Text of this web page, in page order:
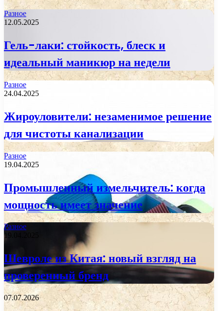
Разное
12.05.2025
Гель-лаки: стойкость, блеск и
идеальный маникюр на недели
Разное
24.04.2025
Жироуловители: незаменимое решение
для чистоты канализации
Разное
19.04.2025
Промышленный измельчитель: когда
мощность имеет значение
Разное
19.04.2025
Шевроле из Китая: новый взгляд на
проверенный бренд
07.07.2026